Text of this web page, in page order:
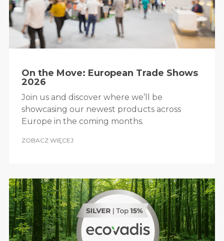
On the Move: European Trade Shows
2026
Join us and discover where we’ll be
showcasing our newest products across
Europe in the coming months.
ZOBACZ WIĘCEJ